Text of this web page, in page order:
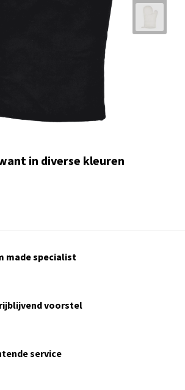
in diverse kleuren
made specialist
voorstel
service